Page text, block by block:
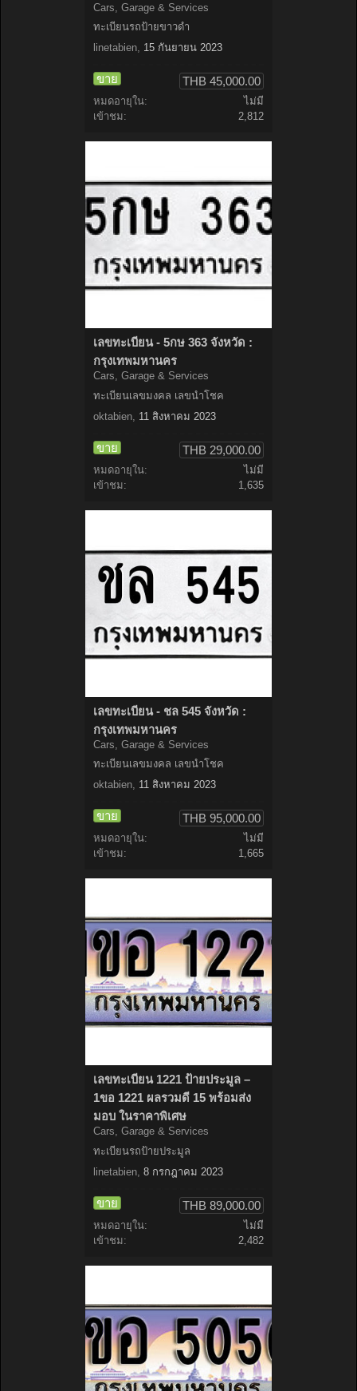
Cars, Garage & Services
ทะเบียนรถป้ายขาวดำ
linetabien, 15 กันยายน 2023
ขาย THB 45,000.00
หมดอายุใน:
ไม่มี
เข้าชม:
2,812
เลขทะเบียน - 5กษ 363 จังหวัด :
กรุงเทพมหานคร
Cars, Garage & Services
ทะเบียนเลขมงคล เลขนำโชค
oktabien 11 สิงหาคม 2023
ขาย THB 29,000.00
หมดอายุใน:
ไม่มี
เข้าชม:
1,635
เลขทะเบียน - ชล 545 จังหวัด :
กรุงเทพมหานคร
Cars, Garage & Services
ทะเบียนเลขมงคล เลขนำโชค
oktabien, 11 สิงหาคม 2023
ขาย THB 95,000.00
หมดอายุใน:
ไม่มี
เข้าชม:
1,665
เลขทะเบียน 1221 ป้ายประมูล –
1ขอ 1221 ผลรวมดี 15 พร้อมส่ง
มอบ ในราคาพิเศษ
Cars, Garage & Services
ทะเบียนรถป้ายประมูล
linetabien 8 กรกฎาคม 2023
ขาย THB 89,000.00
หมดอายุใน:
ไม่มี
เข้าชม:
2,482